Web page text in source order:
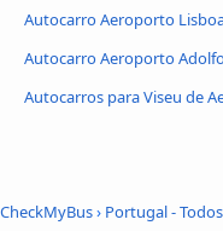
Autocarro Aeroporto
Autocarro Aeroporto
Autocarros para Viseu de
CheckMyBus› Portugal -